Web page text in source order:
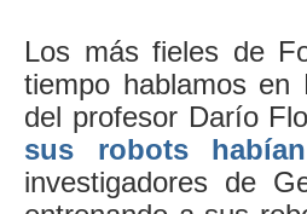
Los más fieles de
tiempo hablamos en
del profesor Darío
sus robots
investigadores de